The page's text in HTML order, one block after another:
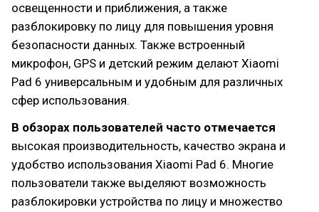
освещенности и приближения, а также
разблокировку по лицу для повышения уровня
безопасности данных. Также встроенный
микрофон, GPS и детский режим делают Xiaomi
Pad 6 универсальным и удобным для различных
сфер использования.
В обзорах пользователей часто отмечается
высокая производительность, качество экрана и
удобство использования Xiaomi Pad 6. Многие
пользователи также выделяют возможность
разблокировки устройства по лицу и множество